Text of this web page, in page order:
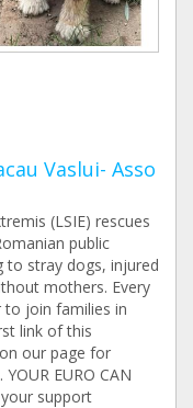
Vaslui- Asso
(LSIE) rescues
public
to stray dogs, injured
mothers. Every
join families in
link of this
our page for
EURO CAN
your support